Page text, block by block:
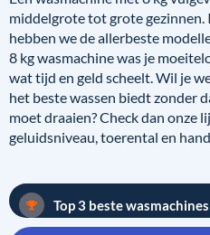
middelgrote tot grote gezinnen.
hebben we de allerbeste
8 kg wasmachine was je
wat tijd en geld scheelt. Wil je
het beste wassen biedt zonder
moet draaien? Check dan onze
geluidsniveau, toerental en
Top 3 beste